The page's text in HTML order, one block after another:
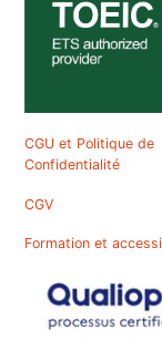
CGU et Politique de
Confidentialité
CGV
Formation et